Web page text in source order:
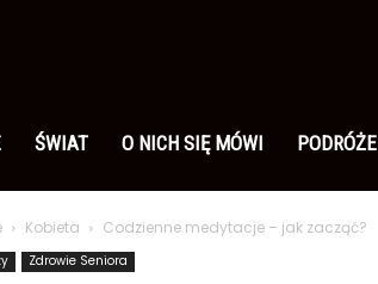
ŚWIAT O NICH SIĘ MÓWI PODRÓŻE
Kobieta Codzienne medytacje – jak zacząć?
Zdrowie Seniora